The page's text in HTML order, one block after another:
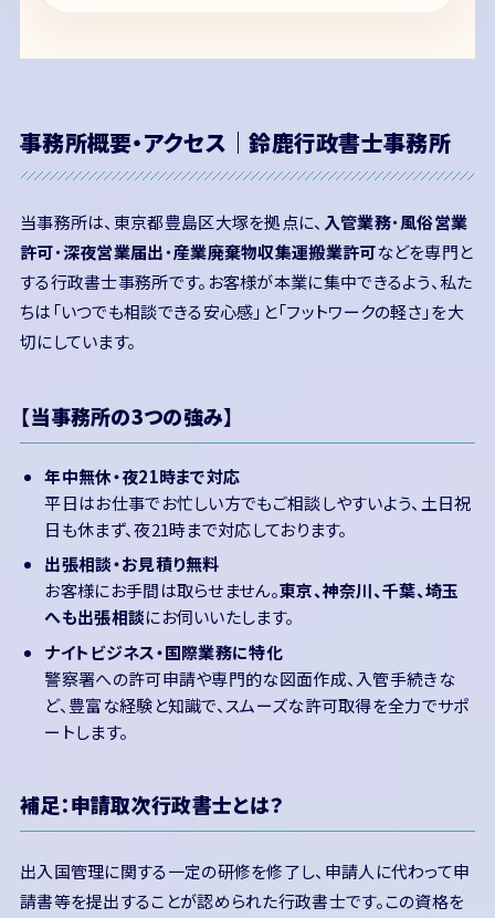
事務所概要・アクセス｜鈴鹿行政書士事務所
当事務所は、東京都豊島区大塚を拠点に、 入管業務・風俗営業
許可・深夜営業届出・産業廃棄物収集運搬業許可などを専門と
する行政書士事務所です。お客様が本業に集中できるよう、私た
ちは「いつでも相談できる安心感」と「フットワークの軽さ」を大
切にしています。
【当事務所の3つの強み】
年中無休・夜21時まで対応
平日はお仕事でお忙しい方でもご相談しやすいよう、土日祝
日も休まず、夜21時まで対応しております。
出張相談・お見積り無料
お客様にお手間は取らせません。東京、神奈川、千葉、埼玉
へも出張相談にお伺いいたします。
ナイトビジネス・国際業務に特化
警察署への許可申請や専門的な図面作成、入管手続きな
ど、豊富な経験と知識で、スムーズな許可取得を全力でサポ
ートします。
補足：申請取次行政書士とは？
出入国管理に関する一定の研修を修了し、申請人に代わって申
請書等を提出することが認められた行政書士です。この資格を